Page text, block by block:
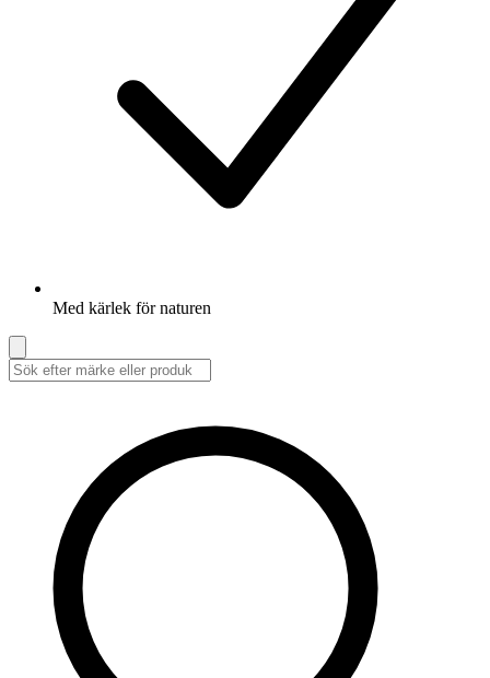
Med kärlek för naturen